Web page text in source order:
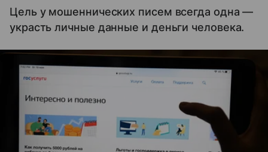
Цель у мошеннических писем всегда одна —
украсть личные данные и деньги человека.